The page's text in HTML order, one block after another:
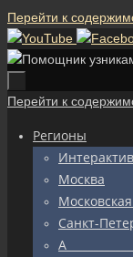
Перейти к
Перейти к
Регионы
Москва
Санкт-